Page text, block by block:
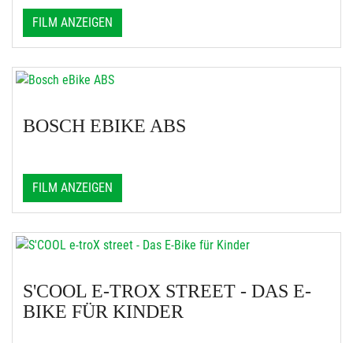
FILM ANZEIGEN
BOSCH EBIKE ABS
FILM ANZEIGEN
S'COOL E-TROX STREET - DAS E-
BIKE FÜR KINDER